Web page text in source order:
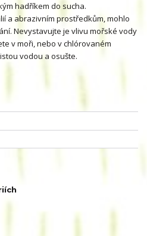
hadříkem do sucha.
a abrazivním prostředkům, mohlo
Nevystavujte je vlivu mořské vody
v moři, nebo v chlórovaném
vodou a osušte.